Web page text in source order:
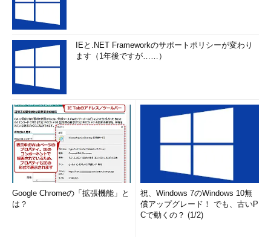
IEと.NET Frameworkのサポートポリシーが変わり
ます（1年後ですが……）
Google Chromeの「拡張機能」と
は？
祝、Windows 7のWindows 10無
償アップグレード！ でも、古いP
Cで動くの？ (1/2)